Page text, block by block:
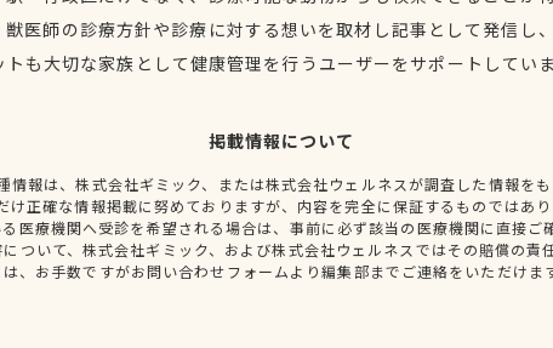
獣医師の診療方針や診療に対する想いを取材し記事として発信し
トも大切な家族として健康管理を行うユーザーをサポートしてい
掲載情報について
情報は、株式会社ギミック、または株式会社ウェルネスが調査した情報を
け正確な情報掲載に努めておりますが、内容を完全に保証するものではあ
医療機関へ受診を希望される場合は、事前に必ず該当の医療機関に直接ご
ついて、株式会社ギミック、および株式会社ウェルネスではその賠償の責
、お手数ですがお問い合わせフォームより編集部までご連絡をいただけま